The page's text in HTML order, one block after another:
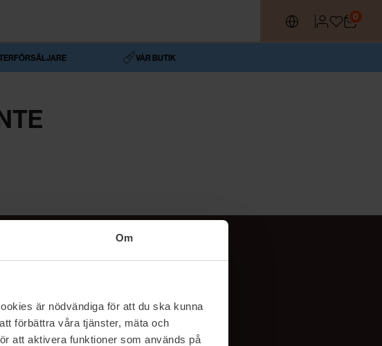
Om
är nödvändiga för att du ska kunna
förbättra våra tjänster, mäta och
att aktivera funktioner som används på
0
VÅR BUTIK
min beställning
Följ oss
Facebook
Instagram